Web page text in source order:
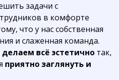
задачи с
в комфорте
что у нас собственная
и слаженная команда.
делаем всё эстетично так,
приятно заглянуть и